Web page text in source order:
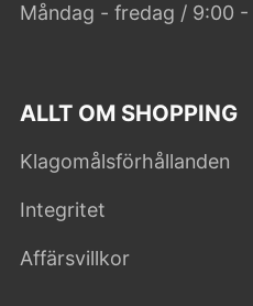
Måndag - fredag / 9:00 -
ALLT OM SHOPPING
Klagomålsförhållanden
Integritet
Affärsvillkor